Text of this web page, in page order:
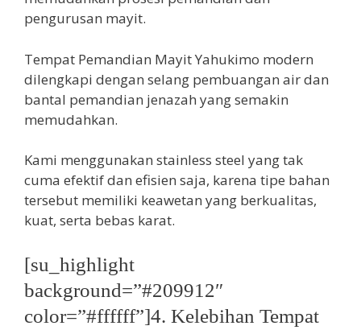
pengurusan mayit.
Tempat Pemandian Mayit Yahukimo modern
dilengkapi dengan selang pembuangan air dan
bantal pemandian jenazah yang semakin
memudahkan.
Kami menggunakan stainless steel yang tak
cuma efektif dan efisien saja, karena tipe bahan
tersebut memiliki keawetan yang berkualitas,
kuat, serta bebas karat.
[su_highlight
background=”#209912″
color=”#ffffff”]4. Kelebihan Tempat